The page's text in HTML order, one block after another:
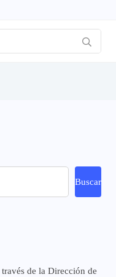
Buscar
de la Dirección de